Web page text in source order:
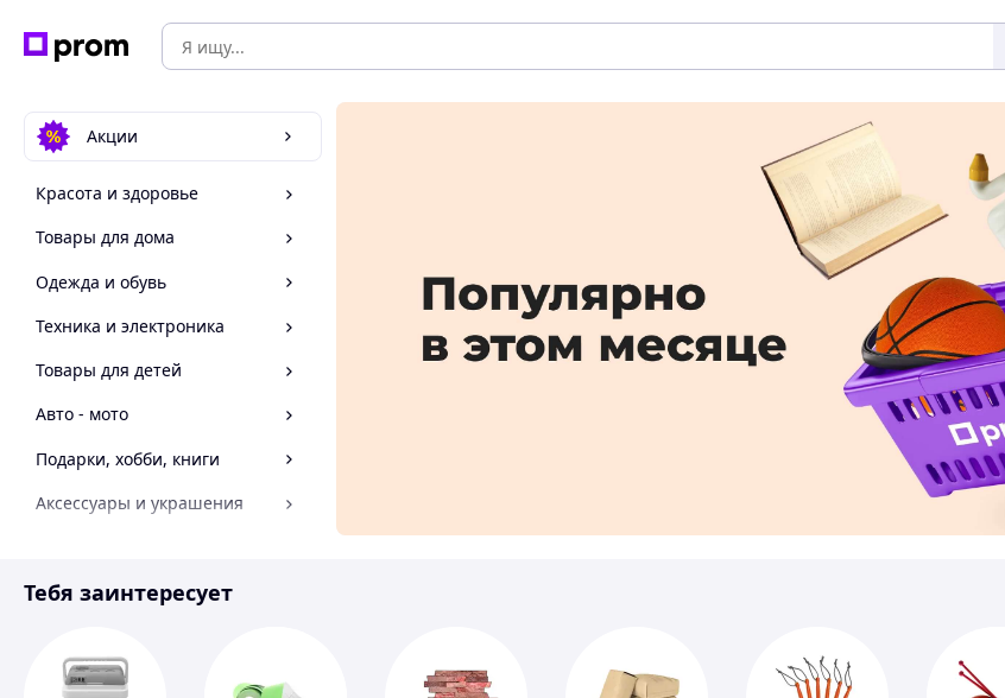
Акции
Красота и здоровье
Товары для дома
Одежда и обувь
Техника и электроника
Товары для детей
Авто - мото
Подарки, хобби, книги
Аксессуары и украшения
Спорт и отдых
Тебя заинтересует